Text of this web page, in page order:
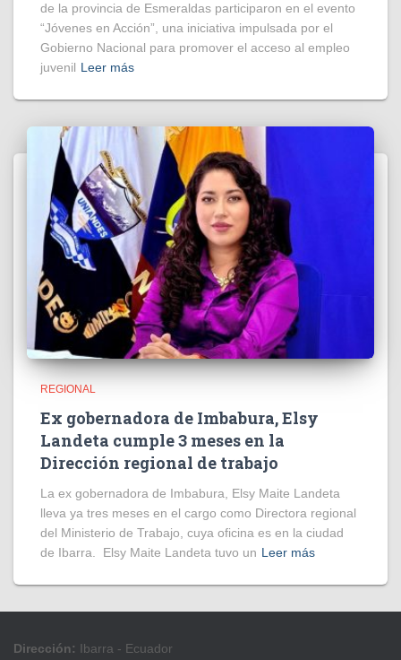
de la provincia de Esmeraldas participaron en el evento
“Jóvenes en Acción”, una iniciativa impulsada por el
Gobierno Nacional para promover el acceso al empleo
juvenil Leer más
REGIONAL
Ex gobernadora de Imbabura, Elsy
Landeta cumple 3 meses en la
Dirección regional de trabajo
La ex gobernadora de Imbabura, Elsy Maite Landeta
lleva ya tres meses en el cargo como Directora regional
del Ministerio de Trabajo, cuya oficina es en la ciudad
de Ibarra. Elsy Maite Landeta tuvo un Leer más
Dirección: Ibarra - Ecuador